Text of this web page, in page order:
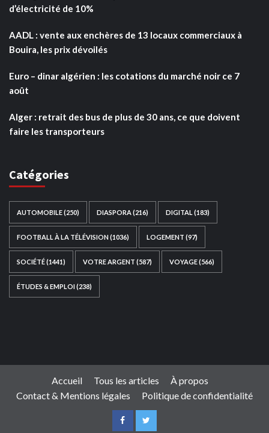
d’électricité de 10%
AADL : vente aux enchères de 13 locaux commerciaux à
Bouira, les prix dévoilés
Euro – dinar algérien : les cotations du marché noir ce 7
août
Alger : retrait des bus de plus de 30 ans, ce que doivent
faire les transporteurs
Catégories
AUTOMOBILE(250) DIASPORA (216) DIGITAL (183)
FOOTBALL À LA TÉLÉVISION(1036) LOGEMENT (97)
SOCIÉTÉ(1441) VOTRE ARGENT (587) VOYAGE(566)
ÉTUDES & EMPLOI(238)
Accueil Tous les articles
À propos
Contact & Mentions légales
Politique de confidentialité